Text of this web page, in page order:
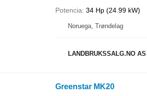
Potencia 34 Hp (24.99 kW)
Noruega, Trøndelag
LANDBRUKSSALG.NO AS
Greenstar MK20